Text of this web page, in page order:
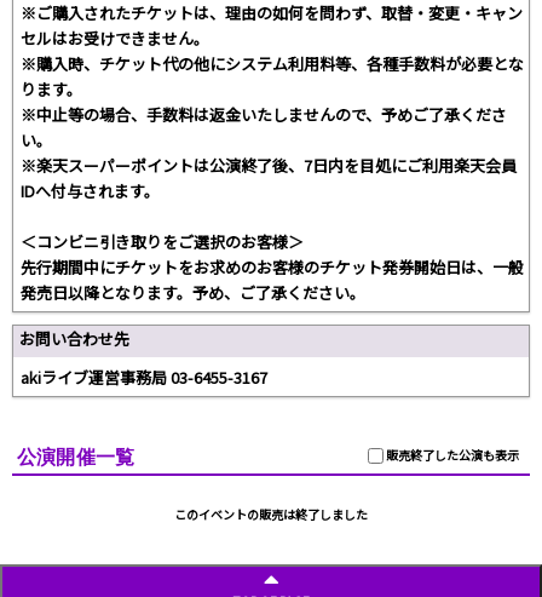
※ご購入されたチケットは、理由の如何を問わず、取替・変更・キャン
セルはお受けできません。
※購入時、チケット代の他にシステム利用料等、各種手数料が必要とな
ります。
※中止等の場合、手数料は返金いたしませんので、予めご了承くださ
い。
※楽天スーパーポイントは公演終了後、7日内を目処にご利用楽天会員
IDへ付与されます。
＜コンビニ引き取りをご選択のお客様＞
先行期間中にチケットをお求めのお客様のチケット発券開始日は、一般
発売日以降となります。予め、ご了承ください。
お問い合わせ先
akiライブ運営事務局 03-6455-3167
販売終了した公演も表示
公演開催一覧
このイベントの販売は終了しました